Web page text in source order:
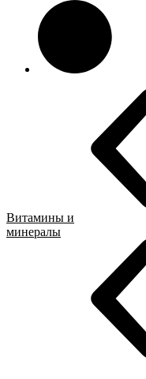
Витамины и
минералы